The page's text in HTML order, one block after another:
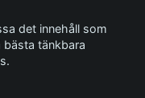
det innehåll som
tänkbara